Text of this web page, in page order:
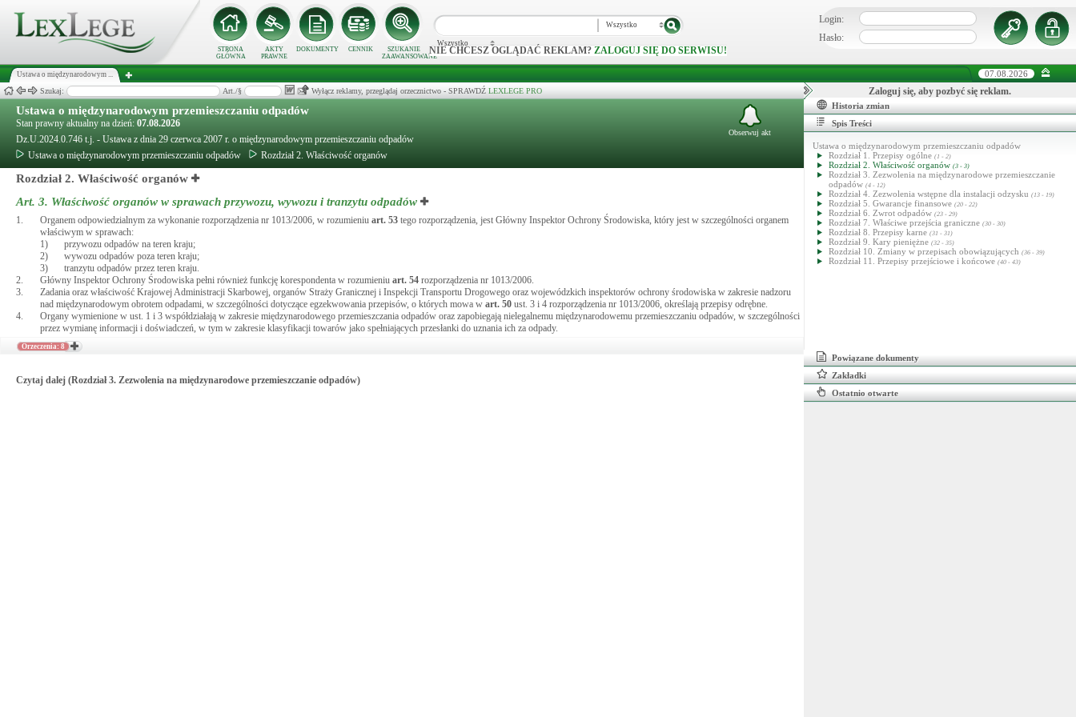
STRONA
GŁÓWNA
AKTY
PRAWNE
DOKUMENTY CENNIK
SZUKANIE
ZAAWANSOWANE
Wszystko
Wszystko
NIE CHCESZ OGLĄDAĆ REKLAM? ZALOGUJ SIĘ DO SERWISU!
Login:
Hasło:
Ustawa o międzynarodowym ... 07.08.2026
Szukaj: Art./§ Wyłącz reklamy, przeglądaj orzecznictwo - SPRAWDŹ LEXLEGE PRO
Ustawa o międzynarodowym przemieszczaniu odpadów
Stan prawny aktualny na dzień: 07.08.2026
Dz.U.2024.0.746 t.j. - Ustawa z dnia 29 czerwca 2007 r. o międzynarodowym przemieszczaniu odpadów
Ustawa o międzynarodowym przemieszczaniu odpadów
Rozdział 2. Właściwość organów
Obserwuj akt
Rozdział 2. Właściwość organów
Art. 3. Właściwość organów w sprawach przywozu, wywozu i tranzytu odpadów
1. Organem odpowiedzialnym za wykonanie rozporządzenia nr 1013/2006, w rozumieniu art. 53 tego rozporządzenia, jest Główny Inspektor Ochrony Środowiska, który jest w szczególności organem
właściwym w sprawach:
1)
przywozu odpadów na teren kraju;
2)
wywozu odpadów poza teren kraju;
3)
tranzytu odpadów przez teren kraju.
2.
Główny Inspektor Ochrony Środowiska pełni również funkcję korespondenta w rozumieniu art. 54 rozporządzenia nr 1013/2006.
3.
Zadania oraz właściwość Krajowej Administracji Skarbowej, organów Straży Granicznej i Inspekcji Transportu Drogowego oraz wojewódzkich inspektorów ochrony środowiska w zakresie nadzoru
nad międzynarodowym obrotem odpadami, w szczególności dotyczące egzekwowania przepisów, o których mowa w art. 50 ust. 3 i 4 rozporządzenia nr 1013/2006, określają przepisy odrębne.
4.
Organy wymienione w ust. 1 i 3 współdziałają w zakresie międzynarodowego przemieszczania odpadów oraz zapobiegają nielegalnemu międzynarodowemu przemieszczaniu odpadów, w szczególności
przez wymianę informacji i doświadczeń, w tym w zakresie klasyfikacji towarów jako spełniających przesłanki do uznania ich za odpady.
Orzeczenia: 8
Czytaj dalej (Rozdział 3. Zezwolenia na międzynarodowe przemieszczanie odpadów)
Zaloguj się, aby pozbyć się reklam.
Historia zmian
Spis Treści
Ustawa o międzynarodowym przemieszczaniu odpadów
Rozdział 1. Przepisy ogólne (1 - 2)
Rozdział 2. Właściwość organów (3 - 3)
Rozdział 3. Zezwolenia na międzynarodowe przemieszczanie
odpadów (4 - 12)
Rozdział 4. Zezwolenia wstępne dla instalacji odzysku (13 - 19)
Rozdział 5. Gwarancje finansowe (20 - 22)
Rozdział 6. Zwrot odpadów (23 - 29)
Rozdział 7. Właściwe przejścia graniczne (30 - 30)
Rozdział 8. Przepisy karne (31 - 31)
Rozdział 9. Kary pieniężne (32 - 35)
Rozdział 10. Zmiany w przepisach obowiązujących (36 - 39)
Rozdział 11. Przepisy przejściowe i końcowe (40 - 43)
Powiązane dokumenty
Zakładki
Ostatnio otwarte